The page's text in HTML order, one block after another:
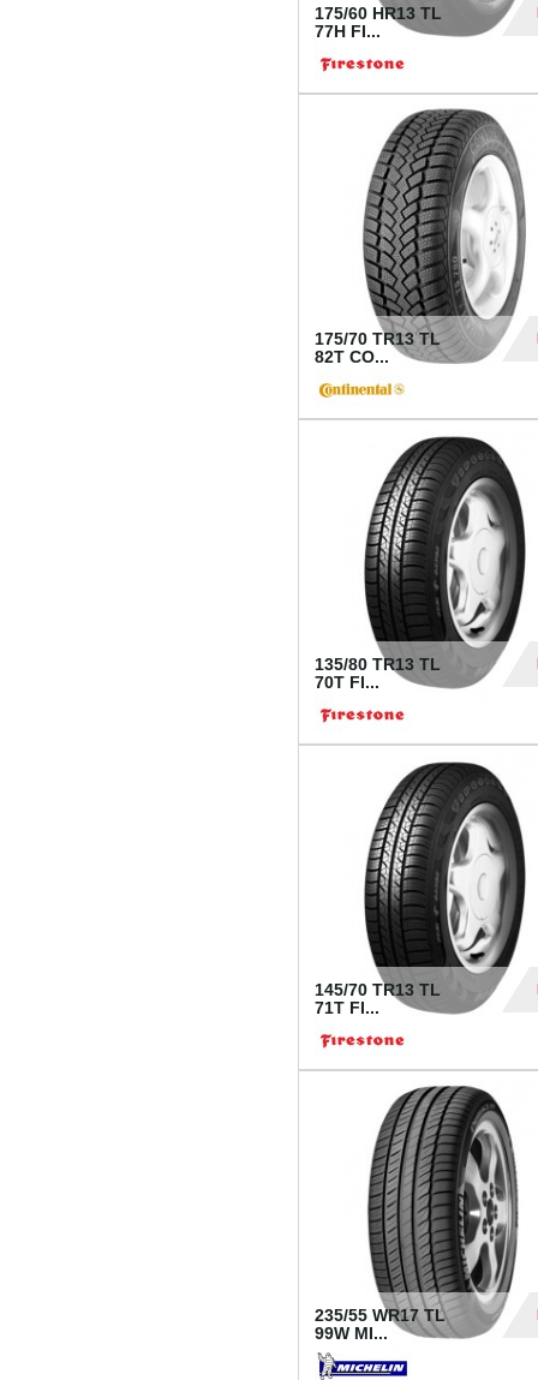
175/60 HR13 TL
77H FI...
175/70 TR13 TL
82T CO...
135/80 TR13 TL
70T FI...
145/70 TR13 TL
71T FI...
235/55 WR17 TL
99W MI...